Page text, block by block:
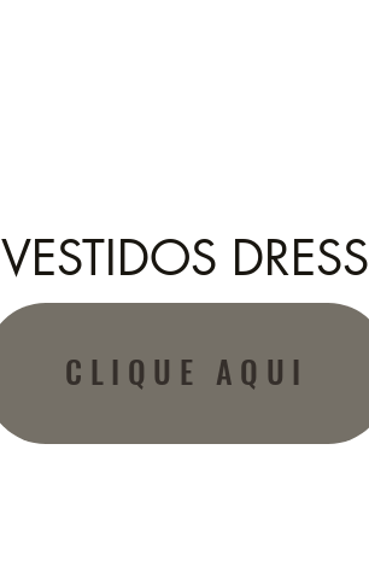
VESTIDOS DRESS
CLIQUE AQUI